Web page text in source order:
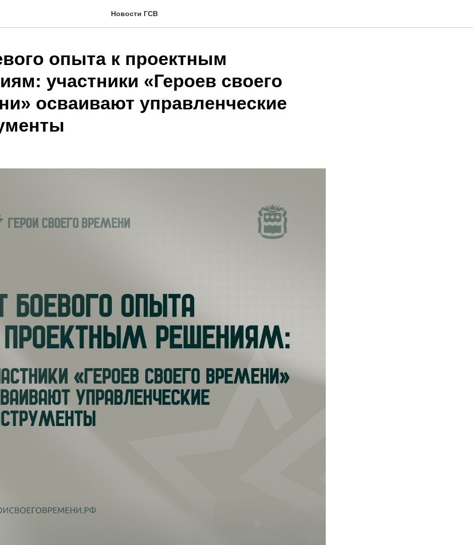
Новости ГСВ
опыта к проектным
участники «Героев своего
осваивают управленческие